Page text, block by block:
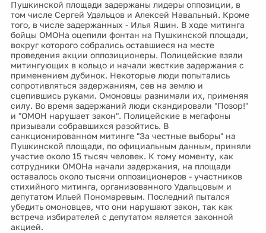
Пушкинской площади задержаны лидеры оппозиции, в
том числе Сергей Удальцов и Алексей Навальный. Кроме
того, в числе задержанных - Илья Яшин. В ходе митинга
бойцы ОМОНа оцепили фонтан на Пушкинской площади,
вокруг которого собрались оставшиеся на месте
проведения акции оппозиционеры. Полицейские взяли
митингующих в кольцо и начали жесткие задержания с
применением дубинок. Некоторые люди попытались
сопротивляться задержаниям, сев на землю и
сцепившись руками. Омоновцы разнимали их, применяя
силу. Во время задержаний люди скандировали "Позор!"
и "ОМОН нарушает закон". Полицейские в мегафоны
призывали собравшихся разойтись. В
санкционированном митинге "За честные выборы" на
Пушкинской площади, по официальным данным, приняли
участие около 15 тысяч человек. К тому моменту, как
сотрудники ОМОНа начали задержания, на площади
оставалось около тысячи оппозиционеров - участников
стихийного митинга, организованного Удальцовым и
депутатом Ильей Пономаревым. Последний пытался
убедить омоновцев, что они нарушают закон, так как
встреча избирателей с депутатом является законной
акцией.